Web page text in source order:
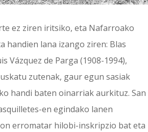
ez ziren iritsiko, eta Nafarroako
lana izango ziren: Blas
Vázquez de Parga (1908-1994),
zutenak, gaur egun sasiak
handi baten oinarriak aurkituz. San
en egindako lanen
erromatar hilobi-inskripzio bat eta